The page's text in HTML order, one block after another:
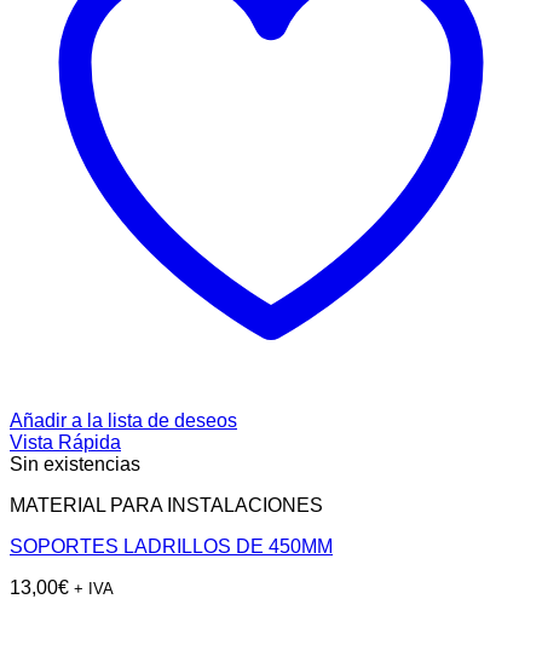
Añadir a la lista de deseos
Vista Rápida
Sin existencias
MATERIAL PARA INSTALACIONES
SOPORTES LADRILLOS DE 450MM
13,00€ + IVA